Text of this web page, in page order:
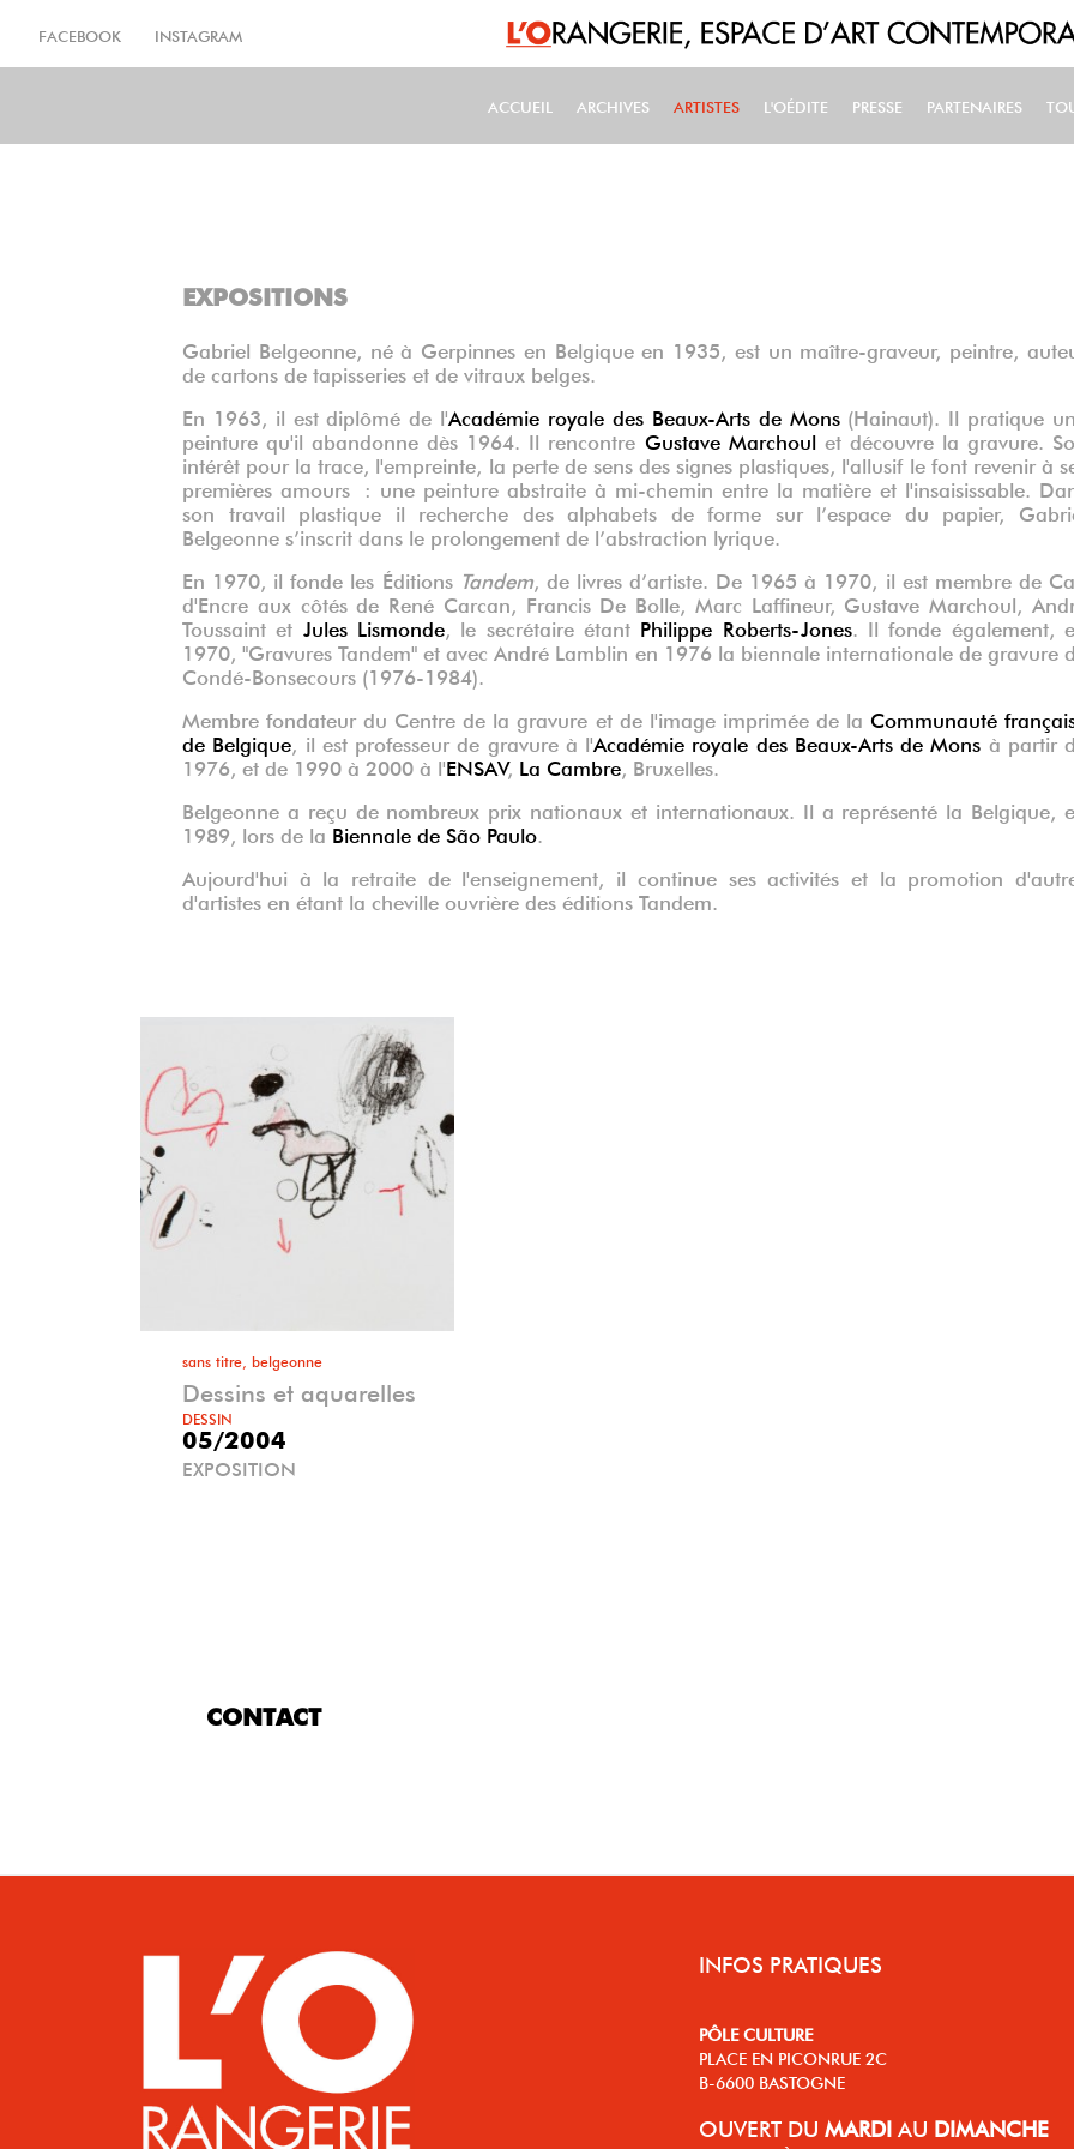
FACEBOOK INSTAGRAM
MAIN NAVIGATION
ACCUEIL ARCHIVES ARTISTES L'OÉDITE PRESSE PARTENAIRES
EXPOSITIONS
Gabriel Belgeonne , né à Gerpinnes en Belgique en 1935, est un maître-graveur, peintre,
de cartons de tapisseries et de vitraux belges.
En 1963, il est diplômé de l' Académie royale des Beaux-Arts de Mons (Hainaut). Il pratique
peinture qu'il abandonne dès 1964. Il rencontre Gustave Marchoul et découvre la gravure.
intérêt pour la trace, l'empreinte, la perte de sens des signes plastiques, l'allusif le font revenir à
premières amours : une peinture abstraite à mi-chemin entre la matière et l'insaisissable.
son travail plastique il recherche des alphabets de forme sur l’espace du papier,
Belgeonne s’inscrit dans le prolongement de l’abstraction lyrique.
En 1970, il fonde les Éditions Tandem, de livres d’artiste. De 1965 à 1970, il est membre de
d'Encre aux côtés de René Carcan, Francis De Bolle, Marc Laffineur, Gustave Marchoul,
Toussaint et Jules Lismonde , le secrétaire étant Philippe Roberts-Jones . Il fonde également,
1970, "Gravures Tandem" et avec André Lamblin en 1976 la biennale internationale de gravure
Condé-Bonsecours (1976-1984).
Membre fondateur du Centre de la gravure et de l'image imprimée de la Communauté
de Belgique , il est professeur de gravure à l' Académie royale des Beaux-Arts de Mons à partir
1976, et de 1990 à 2000 à l' ENSAV, La Cambre , Bruxelles.
Belgeonne a reçu de nombreux prix nationaux et internationaux. Il a représenté la Belgique,
1989, lors de la Biennale de São Paulo
Aujourd'hui à la retraite de l'enseignement, il continue ses activités et la promotion
d'artistes en étant la cheville ouvrière des éditions Tandem.
sans titre, belgeonne
Dessins et aquarelles
DESSIN
05/2004
EXPOSITION
CONTACT
INFOS PRATIQUES
PÔLE CULTURE
PLACE EN PICONRUE 2C
B-6600 BASTOGNE
OUVERT DU MARDI AU DIMANCHE